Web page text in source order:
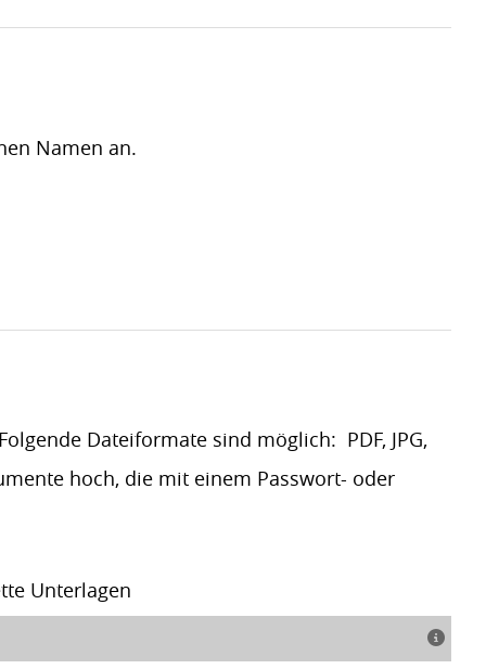
Namen an.
Dateiformate sind möglich: PDF, JPG,
hoch, die mit einem Passwort- oder
Unterlagen